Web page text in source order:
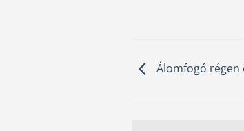
Álomfogó régen